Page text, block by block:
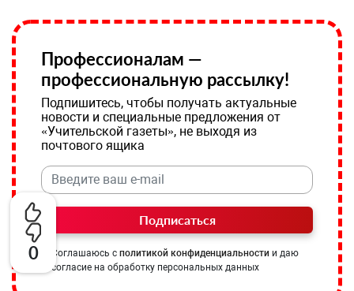
0
Профессионалам —
профессиональную рассылку!
Подпишитесь, чтобы получать актуальные
новости и специальные предложения от
«Учительской газеты», не выходя из
почтового ящика
Подписаться
Соглашаюсь с политикой конфиденциальности и даю
согласие на обработку персональных данных